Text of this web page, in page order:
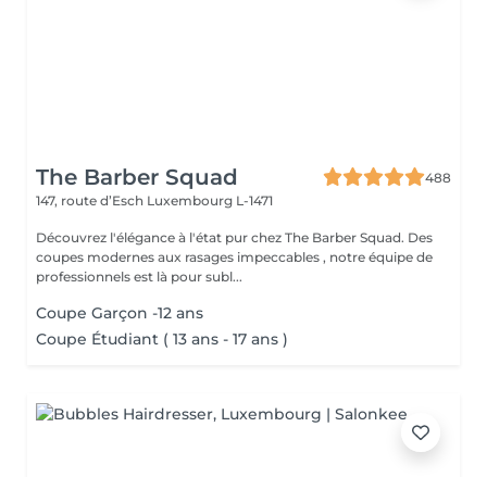
The Barber Squad
488
147, route d’Esch Luxembourg L-1471
Découvrez l'élégance à l'état pur chez The Barber Squad. Des
coupes modernes aux rasages impeccables , notre équipe de
professionnels est là pour subl...
Coupe Garçon -12 ans
Coupe Étudiant ( 13 ans - 17 ans )